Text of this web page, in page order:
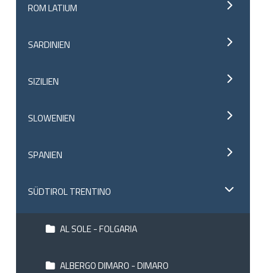
ROM LATIUM
SARDINIEN
SIZILIEN
SLOWENIEN
SPANIEN
SÜDTIROL TRENTINO
AL SOLE - FOLGARIA
ALBERGO DIMARO - DIMARO